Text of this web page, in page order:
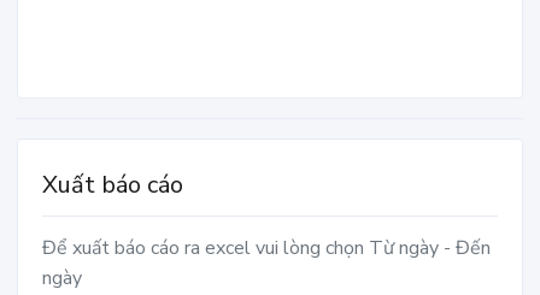
Xuất báo cáo
Để xuất báo cáo ra excel vui lòng chọn Từ ngày - Đến
ngày